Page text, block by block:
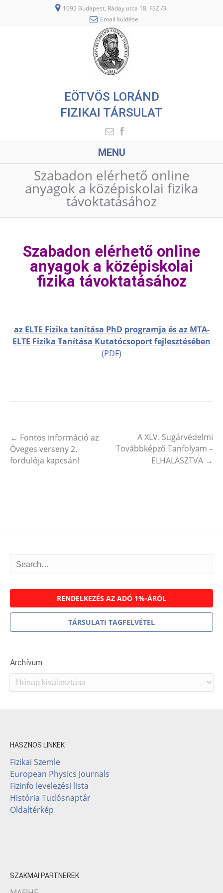
1092 Budapest, Ráday utca 18. FSZ./3.
Email küldése
EÖTVÖS LORÁND
FIZIKAI TÁRSULAT
MENU
Szabadon elérhető online
anyagok a középiskolai fizika
távoktatásához
Szabadon elérhető online
anyagok a középiskolai
fizika távoktatásához
az ELTE Fizika tanítása PhD programja és az MTA-
ELTE Fizika Tanítása Kutatócsoport fejlesztésében
(PDF)
Post navigation
← Fontos információ az
Öveges verseny 2.
fordulója kapcsán!
A XLV. Sugárvédelmi
Továbbképző Tanfolyam –
ELHALASZTVA →
RENDELKEZÉS AZ ADÓ 1%-ÁRÓL
TÁRSULATI TAGFELVÉTEL
Archívum
Archívum
HASZNOS LINKEK
Fizikai Szemle
European Physics Journals
Fizinfo levelezési lista
História Tudósnaptár
Oldaltérkép
SZAKMAI PARTNEREK